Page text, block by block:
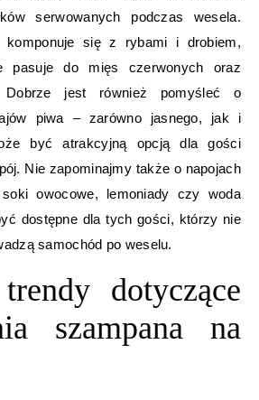
serwowanych podczas wesela.
komponuje się z rybami i drobiem,
pasuje do mięs czerwonych oraz
Dobrze jest również pomyśleć o
piwa – zarówno jasnego, jak i
być atrakcyjną opcją dla gości
Nie zapominajmy także o napojach
owocowe, lemoniady czy woda
dostępne dla tych gości, którzy nie
samochód po weselu.
dotyczące
szampana na